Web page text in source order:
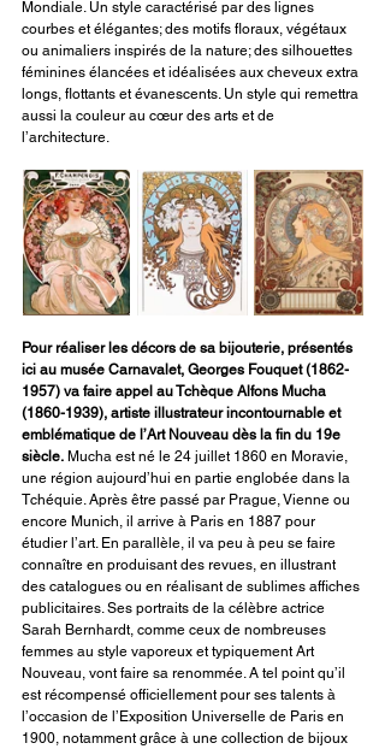
Mondiale. Un style caractérisé par des lignes
courbes et élégantes; des motifs floraux, végétaux
ou animaliers inspirés de la nature; des silhouettes
féminines élancées et idéalisées aux cheveux extra
longs, flottants et évanescents. Un style qui remettra
aussi la couleur au cœur des arts et de
l’architecture.
Pour réaliser les décors de sa bijouterie, présentés
ici au musée Carnavalet, Georges Fouquet (1862-
1957) va faire appel au Tchèque Alfons Mucha
(1860-1939), artiste illustrateur incontournable et
emblématique de l’Art Nouveau dès la fin du 19e
siècle. Mucha est né le 24 juillet 1860 en Moravie,
une région aujourd’hui en partie englobée dans la
Tchéquie. Après être passé par Prague, Vienne ou
encore Munich, il arrive à Paris en 1887 pour
étudier l’art. En parallèle, il va peu à peu se faire
connaître en produisant des revues, en illustrant
des catalogues ou en réalisant de sublimes affiches
publicitaires. Ses portraits de la célèbre actrice
Sarah Bernhardt, comme ceux de nombreuses
femmes au style vaporeux et typiquement Art
Nouveau, vont faire sa renommée. A tel point qu’il
est récompensé officiellement pour ses talents à
l’occasion de l’Exposition Universelle de Paris en
1900, notamment grâce à une collection de bijoux